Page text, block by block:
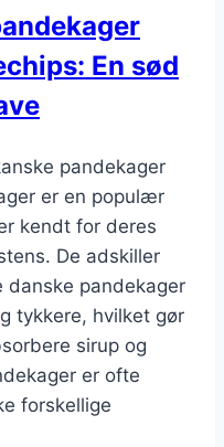
En sød
pandekager
er en populær
kendt for deres
De adskiller
danske pandekager
tykkere, hvilket gør
sirup og
er ofte
forskellige